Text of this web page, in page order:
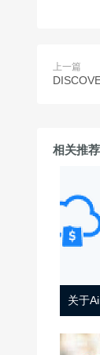
上一篇
相关推荐